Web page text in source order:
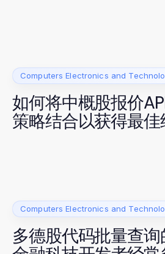
Computers Electronics and
如何将中概股报价
策略结合以获得最
Computers Electronics and
多德股代码批量查询